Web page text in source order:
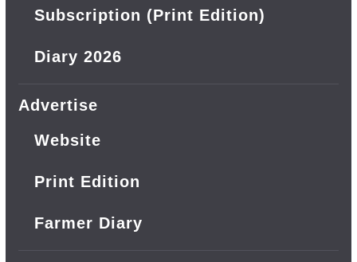
Subscription (Print Edition)
Diary 2026
Advertise
Website
Print Edition
Farmer Diary